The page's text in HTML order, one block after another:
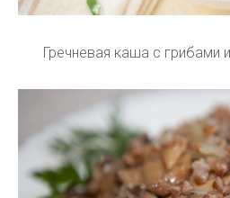
Гречневая каша с грибами